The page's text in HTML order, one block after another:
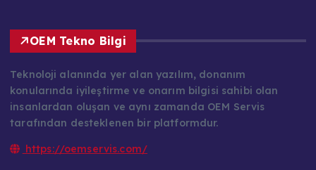
OEM Tekno Bilgi
Teknoloji alanında yer alan yazılım, donanım
konularında iyileştirme ve onarım bilgisi sahibi olan
insanlardan oluşan ve aynı zamanda OEM Servis
tarafından desteklenen bir platformdur.
https://oemservis.com/